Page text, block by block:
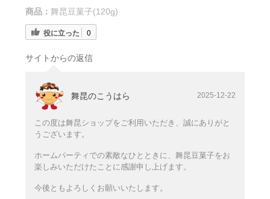
商品： 舞昆豆菓子(120g)
役に立った 0
サイトからの返信
舞昆のこうはら 2025-12-22
この度は舞昆ショップをご利用いただき、誠にありがと
うございます。
ホームパーティでの素敵なひとときに、舞昆豆菓子をお
楽しみいただけたことに感謝申し上げます。
今後ともよろしくお願いいたします。